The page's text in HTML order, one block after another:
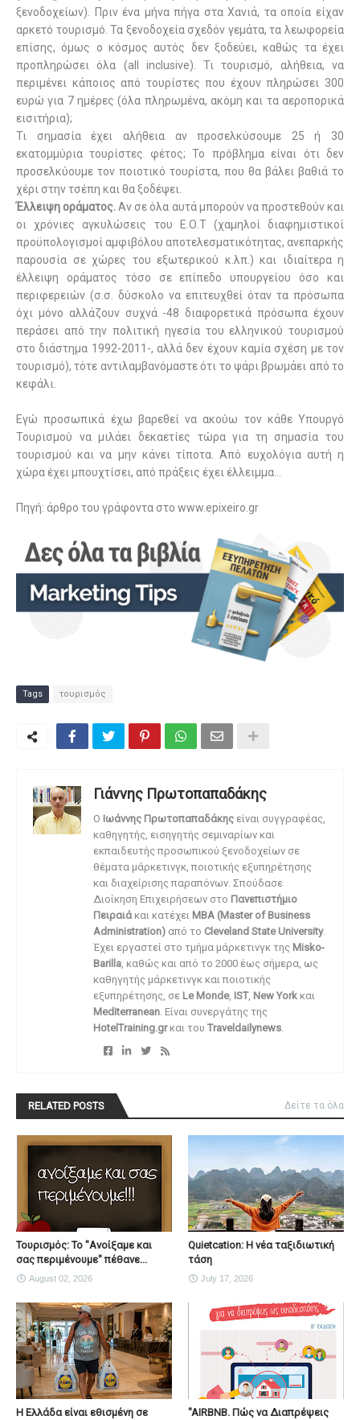
ξενοδοχείων). Πριν ένα μήνα πήγα στα Χανιά, τα οποία είχαν
αρκετό τουρισμό. Τα ξενοδοχεία σχεδόν γεμάτα, τα λεωφορεία
επίσης, όμως ο κόσμος αυτός δεν ξοδεύει, καθώς τα έχει
προπληρώσει όλα (all inclusive). Τι τουρισμό, αλήθεια, να
περιμένει κάποιος από τουρίστες που έχουν πληρώσει 300
ευρώ για 7 ημέρες (όλα πληρωμένα, ακόμη και τα αεροπορικά
εισιτήρια);
Τι σημασία έχει αλήθεια αν προσελκύσουμε 25 ή 30
εκατομμύρια τουρίστες φέτος; Το πρόβλημα είναι ότι δεν
προσελκύουμε τον ποιοτικό τουρίστα, που θα βάλει βαθιά το
χέρι στην τσέπη και θα ξοδέψει.
Έλλειψη οράματος.Αν σε όλα αυτά μπορούν να προστεθούν και
οι χρόνιες αγκυλώσεις του Ε.Ο.Τ (χαμηλοί διαφημιστικοί
προϋπολογισμοί αμφιβόλου αποτελεσματικότητας, ανεπαρκής
παρουσία σε χώρες του εξωτερικού κ.λπ.) και ιδιαίτερα η
έλλειψη οράματος τόσο σε επίπεδο υπουργείου όσο και
περιφερειών (σ.σ. δύσκολο να επιτευχθεί όταν τα πρόσωπα
όχι μόνο αλλάζουν συχνά -48 διαφορετικά πρόσωπα έχουν
περάσει από την πολιτική ηγεσία του ελληνικού τουρισμού
στο διάστημα 1992-2011-, αλλά δεν έχουν καμία σχέση με τον
τουρισμό), τότε αντιλαμβανόμαστε ότι το ψάρι βρωμάει από το
κεφάλι.
Εγώ προσωπικά έχω βαρεθεί να ακούω τον κάθε Υπουργό
Τουρισμού να μιλάει δεκαετίες τώρα για τη σημασία του
τουρισμού και να μην κάνει τίποτα. Από ευχολόγια αυτή η
χώρα έχει μπουχτίσει, από πράξεις έχει έλλειμμα…
Πηγή: άρθρο του γράφοντα στο www.epixeiro.gr
Tags τουρισμός
Γιάννης Πρωτοπαπαδάκης
O Ιωάννης Πρωτοπαπαδάκης είναι συγγραφέας,
καθηγητής, εισηγητής σεμιναρίων και
εκπαιδευτής προσωπικού ξενοδοχείων σε
θέματα μάρκετινγκ, ποιοτικής εξυπηρέτησης
και διαχείρισης παραπόνων. Σπούδασε
Διοίκηση Επιχειρήσεων στο Πανεπιστήμιο
Πειραιάκαι κατέχει MBA (Master of Business
Administration) από το Cleveland State University.
Έχει εργαστεί στο τμήμα μάρκετινγκ της Misko-
Barilla, καθώς και από το 2000 έως σήμερα, ως
καθηγητής μάρκετινγκ και ποιοτικής
εξυπηρέτησης, σε Le Monde, IST, New York και
Mediterranean. Είναι συνεργάτης της
HotelTraining.grκαι του Traveldailynews.
RELATED POSTS Δείτε τα όλα
Τουρισμός: Το "Ανοίξαμε και
σας περιμένουμε" πέθανε...
August 02, 2026
Quietcation: Η νέα ταξιδιωτική
τάση
July 17, 2026
Η Ελλάδα είναι εθισμένη σε
"AIRBNB. Πώς να Διαπρέψεις